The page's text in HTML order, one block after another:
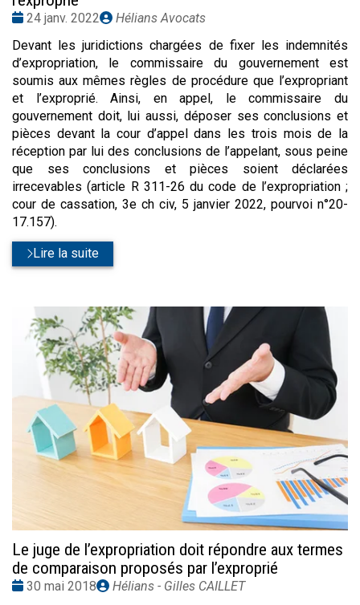
Date
24 janv. 2022
Publié
Hélians Avocats
Devant les juridictions chargées de fixer les indemnités
d’expropriation, le commissaire du gouvernement est
soumis aux mêmes règles de procédure que l’expropriant
et l’exproprié. Ainsi, en appel, le commissaire du
gouvernement doit, lui aussi, déposer ses conclusions et
pièces devant la cour d’appel dans les trois mois de la
réception par lui des conclusions de l’appelant, sous peine
que ses conclusions et pièces soient déclarées
irrecevables (article R 311-26 du code de l’expropriation ;
cour de cassation, 3e ch civ, 5 janvier 2022, pourvoi n°20-
17.157).
Lire la suite
Le juge de l’expropriation doit répondre aux termes
de comparaison proposés par l’exproprié
Date
30 mai 2018
Publié
Hélians - Gilles CAILLET